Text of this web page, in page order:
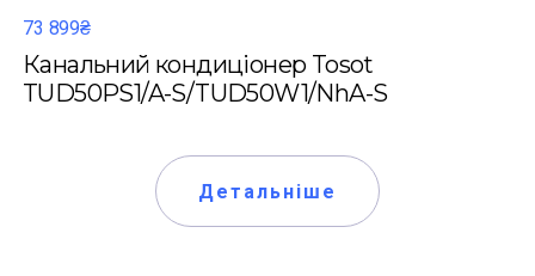
73 899₴
Канальний кондиціонер Tosot
TUD50PS1/A-S/TUD50W1/NhA-S
Детальніше